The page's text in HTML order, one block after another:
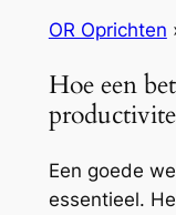
OR Oprichten
Hoe een
Een goede
essentieel.